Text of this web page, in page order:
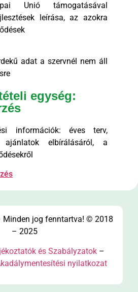
Unió támogatásával
leírása, az azokra
adat a szervnél nem áll
egység:
információk: éves terv,
elbírálásáról, a
Minden jog fenntartva! © 2018
– 2025
és Szabályzatok–
nyilatkozat